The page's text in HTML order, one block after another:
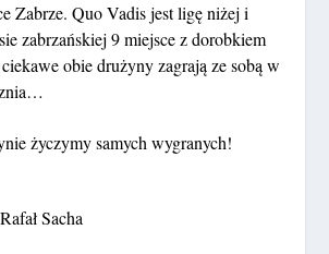
Zabrze. Quo Vadis jest ligę niżej i
zabrzańskiej 9 miejsce z dorobkiem
obie drużyny zagrają ze sobą w
życzymy samych wygranych!
Sacha